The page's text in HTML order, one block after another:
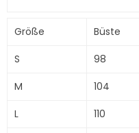
Größe Büste
S
98
M
104
L
110